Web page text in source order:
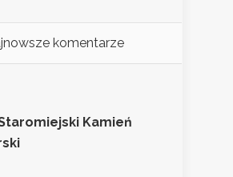
komentarze
Kamień